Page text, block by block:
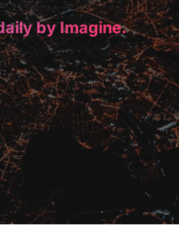
by Imagine.